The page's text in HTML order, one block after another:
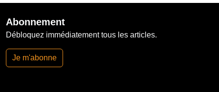
Abonnement
Débloquez immédiatement tous les articles.
Je m'abonne